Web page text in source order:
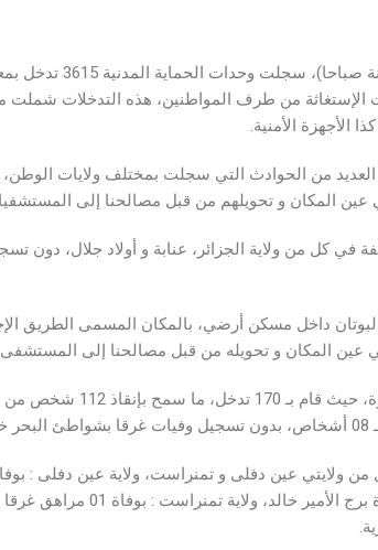
الإستغاثة من طرف المواطنين، هذه التدخلات
الأجهزة الأمنية.
المدنية لأجل إخماد 03 حرائق حضرية و مختلفة في كل من ولاية الجزائر،
داخل مسكن أرضي، بالمكان المسمى الطريق
فيما يخص تدخلات جهاز حراسة